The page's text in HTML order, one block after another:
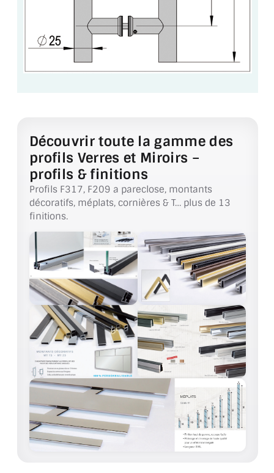
VERRE FEUILLETÉ/TREMPÉ
DALLE DE SOL EN VERRE
PORTE EN VERRE
VERRES TEXTURÉS
PLEXIGLAS PMMA
DOUBLE VITRAGE
ACCESSOIRES & QUINCAILLERIE
CATALOGUE DE PROFILS ET FIXATION DU
VERRE
LES FIXATIONS POUR MIROIR
LES PROFILS PAROI DE VERRE
VITRINE EN VERRE
CONNECTEURS ET ASSEMBLAGE DE VERRES
PLATS ET CORNIÈRES
LES CHARNIÈRES DE PORTE EN VERRE
Découvrir toute la gamme des
profils Verres et Miroirs –
profils & finitions
Profils F317, F209 a pareclose, montants
décoratifs, méplats, cornières & T… plus de 13
finitions.